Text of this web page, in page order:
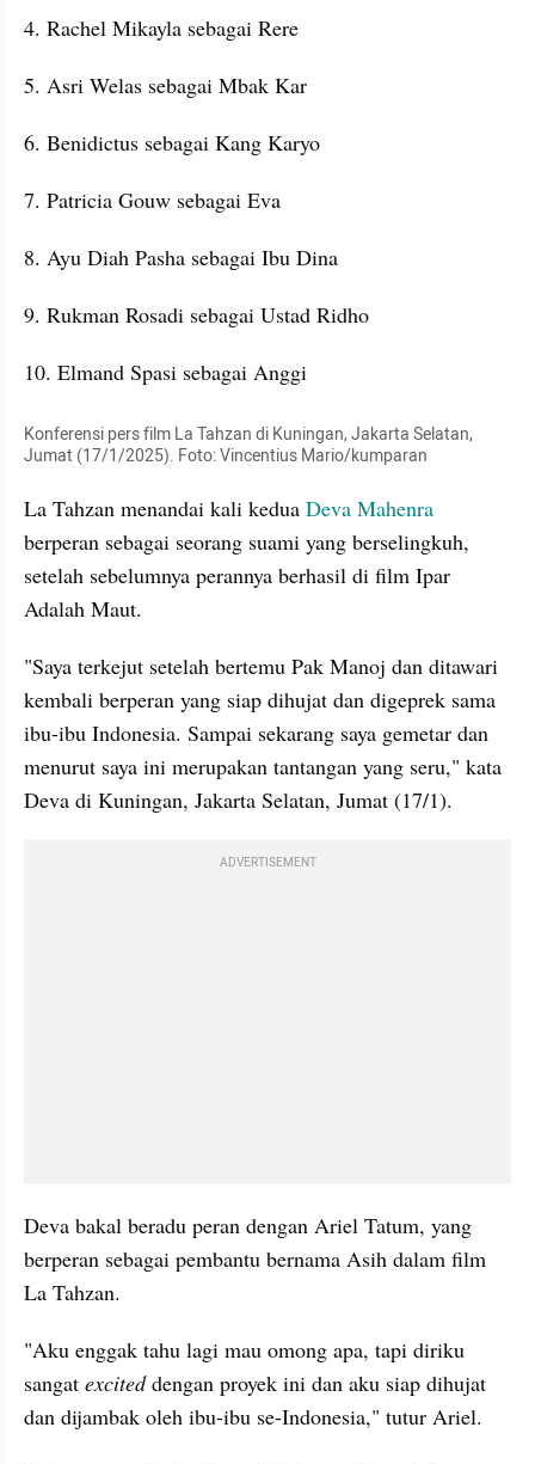
4. Rachel Mikayla sebagai Rere
5. Asri Welas sebagai Mbak Kar
6. Benidictus sebagai Kang Karyo
7. ⁠Patricia Gouw sebagai Eva
8. Ayu Diah Pasha sebagai Ibu Dina
9. Rukman Rosadi sebagai Ustad Ridho
10. Elmand Spasi sebagai Anggi
Konferensi pers film La Tahzan di Kuningan, Jakarta Selatan,
Jumat (17/1/2025). Foto: Vincentius Mario/kumparan
La Tahzan menandai kali kedua Deva Mahenra
berperan sebagai seorang suami yang berselingkuh,
setelah sebelumnya perannya berhasil di film Ipar
Adalah Maut.
"Saya terkejut setelah bertemu Pak Manoj dan ditawari
kembali berperan yang siap dihujat dan digeprek sama
ibu-ibu Indonesia. Sampai sekarang saya gemetar dan
menurut saya ini merupakan tantangan yang seru," kata
Deva di Kuningan, Jakarta Selatan, Jumat (17/1).
ADVERTISEMENT
Deva bakal beradu peran dengan Ariel Tatum, yang
berperan sebagai pembantu bernama Asih dalam film
La Tahzan.
"Aku enggak tahu lagi mau omong apa, tapi diriku
sangat excited dengan proyek ini dan aku siap dihujat
dan dijambak oleh ibu-ibu se-Indonesia," tutur Ariel.